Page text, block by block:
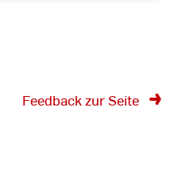
Feedback zur Seite